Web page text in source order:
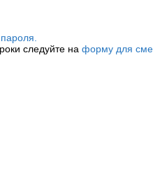
следуйте на форму для